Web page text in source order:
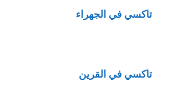
تاكسي في الجهراء
تاكسي في القرين